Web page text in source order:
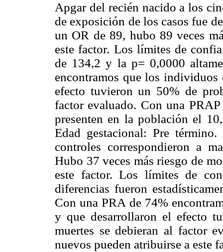
Apgar del recién nacido a los
de exposición de los casos fue
un OR de 89, hubo 89 veces
este factor. Los límites de
de 134,2 y la p= 0,0000
encontramos que los
efecto tuvieron un 50% de
factor evaluado. Con una
presenten en la población el
Edad gestacional: Pre
controles correspondieron a
Hubo 37 veces más riesgo de
este factor. Los límites de
diferencias fueron
Con una PRA de 74%
y que desarrollaron el efecto
muertes se debieran al factor
nuevos pueden atribuirse a este